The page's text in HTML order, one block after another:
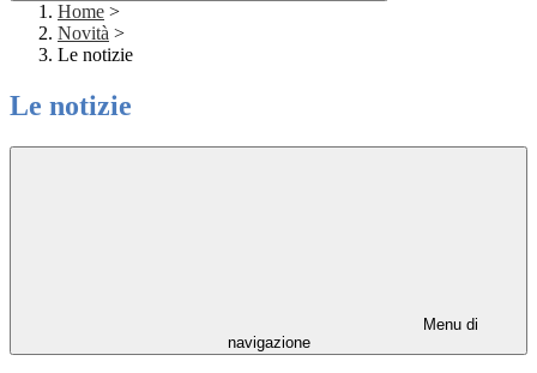
Home >
Novità >
Le notizie
Le notizie
Menu di
navigazione